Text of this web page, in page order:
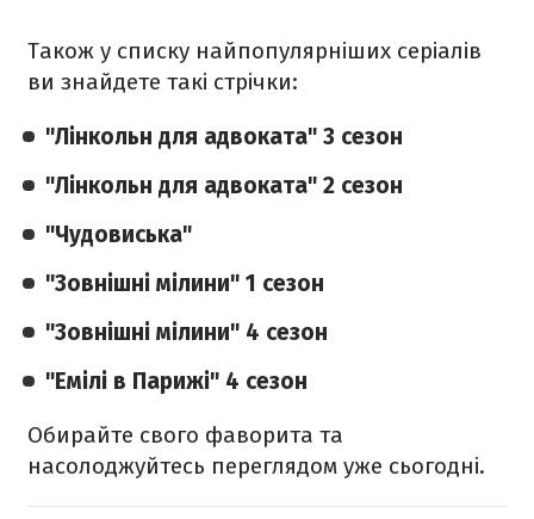
Також у списку найпопулярніших серіалів
ви знайдете такі стрічки:
"Лінкольн для адвоката" 3 сезон
"Лінкольн для адвоката" 2 сезон
"Чудовиська"
"Зовнішні мілини" 1 сезон
"Зовнішні мілини" 4 сезон
"Емілі в Парижі" 4 сезон
Обирайте свого фаворита та
насолоджуйтесь переглядом уже сьогодні.